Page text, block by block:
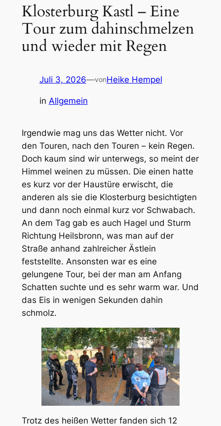
Klosterburg Kastl – Eine
Tour zum dahinschmelzen
und wieder mit Regen
Juli 3, 2026—vonHeike Hempel
in Allgemein
Irgendwie mag uns das Wetter nicht. Vor
den Touren, nach den Touren – kein Regen.
Doch kaum sind wir unterwegs, so meint der
Himmel weinen zu müssen. Die einen hatte
es kurz vor der Haustüre erwischt, die
anderen als sie die Klosterburg besichtigten
und dann noch einmal kurz vor Schwabach.
An dem Tag gab es auch Hagel und Sturm
Richtung Heilsbronn, was man auf der
Straße anhand zahlreicher Ästlein
feststellte. Ansonsten war es eine
gelungene Tour, bei der man am Anfang
Schatten suchte und es sehr warm war. Und
das Eis in wenigen Sekunden dahin
schmolz.
Trotz des heißen Wetter fanden sich 12